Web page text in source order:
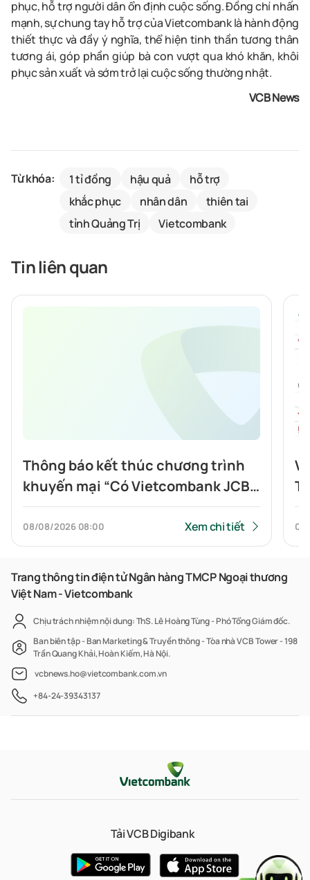
phục, hỗ trợ người dân ổn định cuộc sống. Đồng chí nhấn
mạnh, sự chung tay hỗ trợ của Vietcombank là hành động
thiết thực và đầy ý nghĩa, thể hiện tinh thần tương thân
tương ái, góp phần giúp bà con vượt qua khó khăn, khôi
phục sản xuất và sớm trở lại cuộc sống thường nhật.
VCB News
Từ khóa: 1 tỉ đồng hậu quả
hỗ trợ
khắc phục
nhân dân
thiên tai
tỉnh Quảng Trị
Vietcombank
Tin liên quan
Thông báo kết thúc chương trình
khuyến mại “Có Vietcombank JCB,
Highlands nửa giá”
08/08/2026 08:00 Xem chi tiết
Trang thông tin điện tử Ngân hàng TMCP Ngoại thương
Việt Nam - Vietcombank
Chịu trách nhiệm nội dung: ThS. Lê Hoàng Tùng - Phó Tổng Giám đốc.
Ban biên tập - Ban Marketing & Truyền thông - Tòa nhà VCB Tower - 198
Trần Quang Khải, Hoàn Kiếm, Hà Nội.
vcbnews.ho@vietcombank.com.vn
+84-24-39343137
Tải VCB Digibank